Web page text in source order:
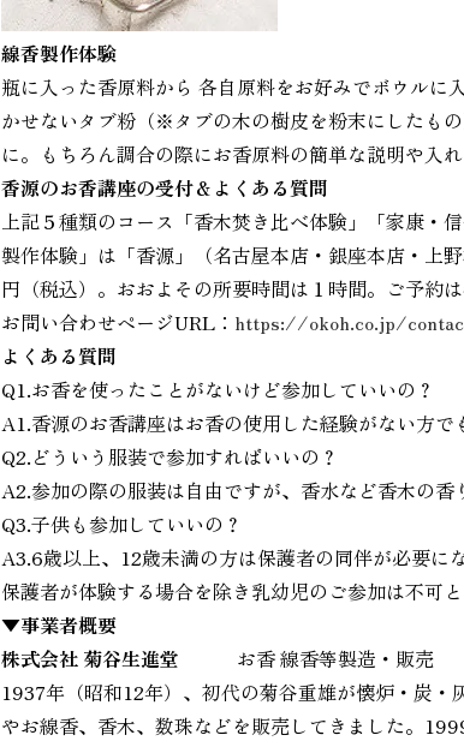
線香製作体験
瓶に入った香原料から 各自原料をお好みでボウル
かせないタブ粉（※タブの木の樹皮を粉末にしたも
に。もちろん調合の際にお香原料の簡単な説明や入
香源のお香講座の受付＆よくある質問
上記５種類のコース「香木焚き比べ体験」「家康・
製作体験」は「香源」（名古屋本店・銀座本店・上
円（税込）。おおよその所要時間は１時間。ご予約は
お問い合わせページURL： https://okoh.co.jp/
よくある質問
Q1.お香を使ったことがないけど参加していいの？
A1.香源のお香講座はお香の使用した経験がない方で
Q2.どういう服装で参加すればいいの？
A2.参加の際の服装は自由ですが、香水など香木の香
Q3.子供も参加していいの？
A3.6歳以上、12歳未満の方は保護者の同伴が必要に
保護者が体験する場合を除き乳幼児のご参加は不可
▼事業者概要
株式会社 菊谷生進堂 お香 線香等製造・販売
1937年（昭和12年）、初代の菊谷重雄が懐炉・炭
やお線香、香木、数珠などを販売してきました。